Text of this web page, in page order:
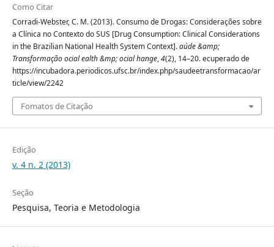
Como Citar
Corradi-Webster, C. M. (2013). Consumo de Drogas: Considerações sobre
a Clínica no Contexto do SUS [Drug Consumption: Clinical Considerations
in the Brazilian National Health System Context].aúde &amp;
Transformação ocial ealth &mp; ocial hange,4(2), 14–20. ecuperado de
https://incubadora.periodicos.ufsc.br/index.php/saudeetransformacao/ar
ticle/view/2242
Fomatos de Citação
Edição
v. 4 n. 2 (2013)
Seção
Pesquisa, Teoria e Metodologia